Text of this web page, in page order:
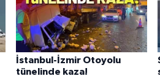
İstanbul-İzmir Otoyolu
tünelinde kaza!